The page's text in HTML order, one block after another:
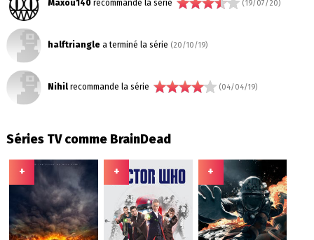
Maxou140recommande la série (19/07/20)
halftrianglea terminé la série (20/10/19)
Nihilrecommande la série (04/04/19)
Séries TV comme BrainDead
+ + +